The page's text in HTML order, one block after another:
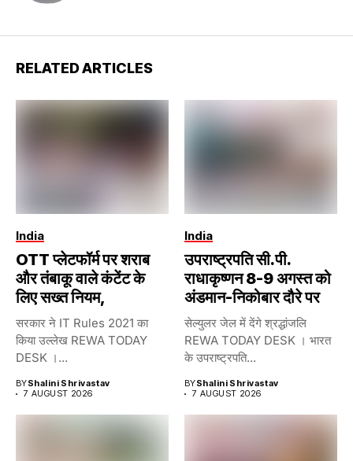
RELATED ARTICLES
India
OTT प्लेटफॉर्म पर शराब
और तंबाकू वाले कंटेंट के
लिए सख्त नियम,
सरकार ने IT Rules 2021 का
किया उल्लेख REWA TODAY
DESK ।...
BYShalini Shrivastav
7 AUGUST 2026
India
उपराष्ट्रपति सी.पी.
राधाकृष्णन 8-9 अगस्त को
अंडमान-निकोबार दौरे पर
सेल्युलर जेल में देंगे श्रद्धांजलि
REWA TODAY DESK । भारत
के उपराष्ट्रपति...
BYShalini Shrivastav
7 AUGUST 2026